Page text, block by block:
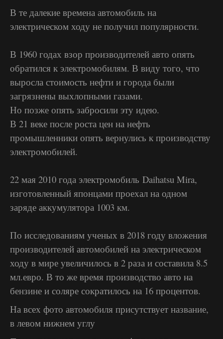
В те далекие времена автомобиль на
электрическом ходу не получил популярности.
В 1960 годах взор производителей авто опять
обратился к электромобилям. В виду того, что
выросла стоимость нефти и города были
загрязнены выхлопными газами.
Но позже опять забросили эту идею.
В 21 веке после роста цен на нефть
промышленники опять вернулись к производству
электромобилей.
22 мая 2010 года электромобиль Daihatsu Mira,
изготовленный японцами проехал на одном
заряде аккумулятора 1003 км.
По исследованиям ученых в 2018 году вложения
производителей автомобилей на электрическом
ходу в мире увеличилось в 2 раза и составила 8.5
мл.евро. В то же время производство авто на
бензине и соляре сократилось на 16 процентов.
На всех фото автомобиля присутствует название,
в левом нижнем углу